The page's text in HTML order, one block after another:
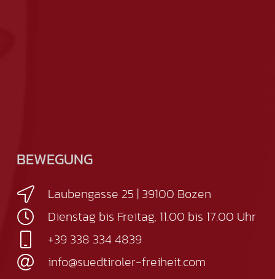
BEWEGUNG
Laubengasse 25 | 39100 Bozen
Dienstag bis Freitag, 11.00 bis 17.00 Uhr
+39 338 334 4839
info@suedtiroler-freiheit.com